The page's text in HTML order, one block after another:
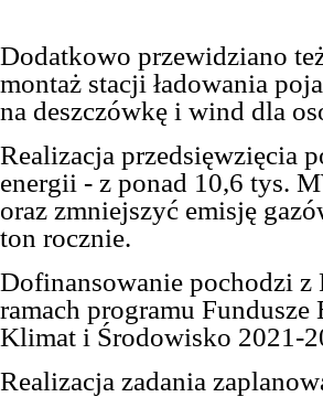
Dodatkowo przewidziano
montaż stacji ładowania
na deszczówkę i wind dla
Realizacja przedsięwzięcia
energii - z ponad 10,6 tys.
oraz zmniejszyć emisję
ton rocznie.
Dofinansowanie pochodzi
ramach programu
Klimat i Środowisko 2021-
Realizacja zadania